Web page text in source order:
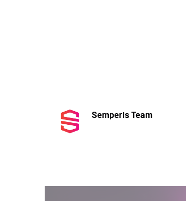
Semperis Team